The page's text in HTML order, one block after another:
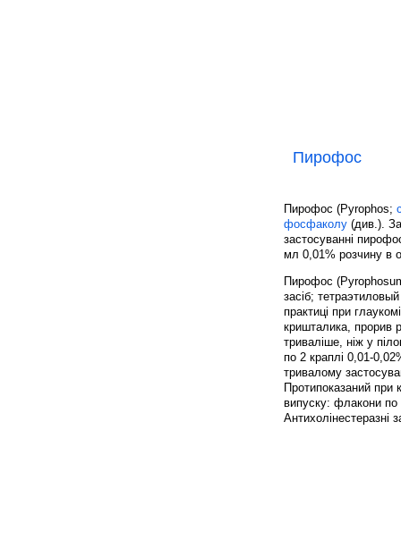
Пирофос
Пирофос (Pyrophos;
фосфаколу (див.).
застосуванні
мл 0,01% розчину в
Пирофос
засіб;
практиці при
кришталика, прорив
триваліше, ніж у
по 2 краплі 0,01-
тривалому
Протипоказаний при
випуску: флакони по
Антихолінестеразні